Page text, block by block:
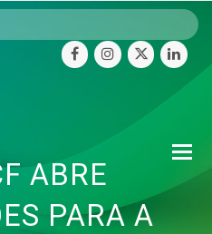
facebookinstagram
twitter
ABRE
PARA A